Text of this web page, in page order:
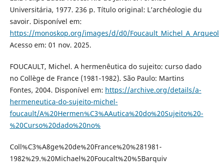
Universitária, 1977. 236 p. Título original: L’archéologie du
savoir. Disponível em:
https://monoskop.org/images/d/d0/
Acesso em: 01 nov. 2025.
FOUCAULT, Michel. A hermenêutica do sujeito: curso dado
no Collège de France (1981-1982). São Paulo: Martins
Fontes, 2004. Disponível em: https://archive.org/details/a-
hermeneutica-do-sujeito-michel-
foucault/A%20Hermen%C3%AAutica%20do%20Sujeito%20-
%20Curso%20dado%20no%
Coll%C3%A8ge%20de%20France%20%281981-
1982%29.%20Michael%20Foucalt%20%5Barquiv